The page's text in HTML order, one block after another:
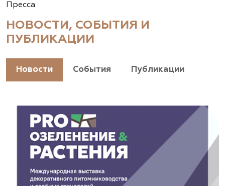
Пресса
НОВОСТИ, СОБЫТИЯ И
ПУБЛИКАЦИИ
Новости События Публикации